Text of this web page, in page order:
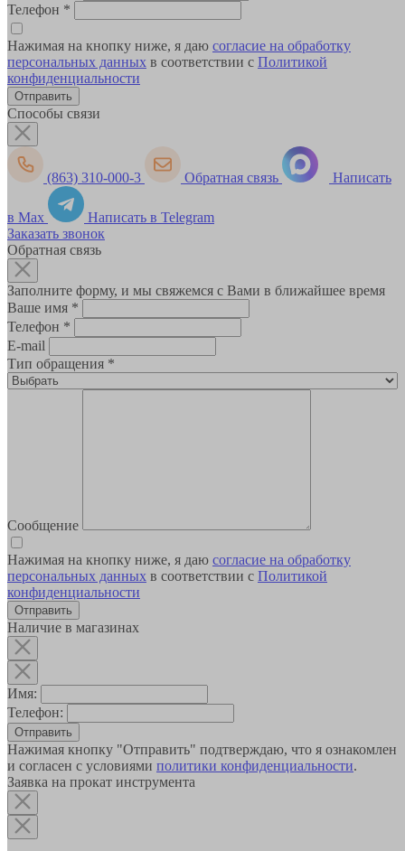
Телефон *
Нажимая на кнопку ниже, я даю согласие на обработку
персональных данных в соответствии с Политикой
конфиденциальности
Способы связи
(863) 310-000-3 Обратная связь Написать
в Max
Написать в Telegram
Заказать звонок
Обратная связь
Заполните форму, и мы свяжемся с Вами в ближайшее время
Ваше имя *
Телефон *
E-mail
Тип обращения *
Сообщение
Нажимая на кнопку ниже, я даю согласие на обработку
персональных данных в соответствии с Политикой
конфиденциальности
Наличие в магазинах
Имя:
Телефон:
Отправить
Нажимая кнопку "Отправить" подтверждаю, что я ознакомлен
и согласен с условиями политики конфиденциальности.
Заявка на прокат инструмента